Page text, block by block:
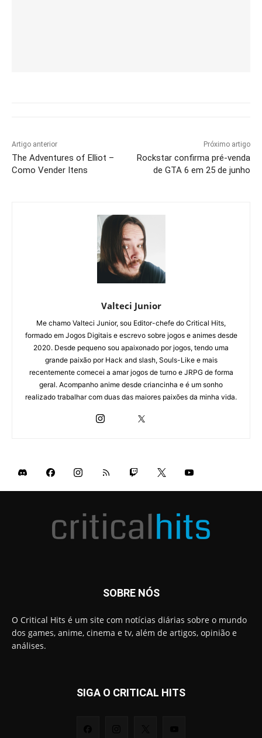
Artigo anterior
The Adventures of Elliot –
Como Vender Itens
Próximo artigo
Rockstar confirma pré-venda
de GTA 6 em 25 de junho
Valteci Junior
Me chamo Valteci Junior, sou Editor-chefe do Critical Hits,
formado em Jogos Digitais e escrevo sobre jogos e animes desde
2020. Desde pequeno sou apaixonado por jogos, tendo uma
grande paixão por Hack and slash, Souls-Like e mais
recentemente comecei a amar jogos de turno e JRPG de forma
geral. Acompanho anime desde criancinha e é um sonho
realizado trabalhar com duas das maiores paixões da minha vida.
SOBRE NÓS
O Critical Hits é um site com notícias diárias sobre o mundo
dos games, anime, cinema e tv, além de artigos, opinião e
análises.
SIGA O CRITICAL HITS